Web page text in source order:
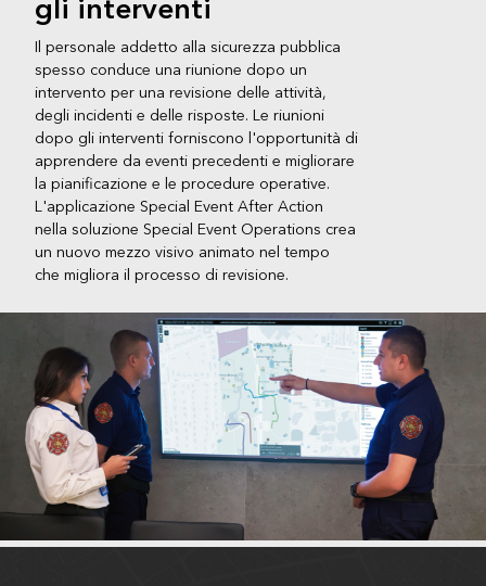
gli interventi
Il personale addetto alla sicurezza pubblica
spesso conduce una riunione dopo un
intervento per una revisione delle attività,
degli incidenti e delle risposte. Le riunioni
dopo gli interventi forniscono l'opportunità di
apprendere da eventi precedenti e migliorare
la pianificazione e le procedure operative.
L'applicazione Special Event After Action
nella soluzione Special Event Operations crea
un nuovo mezzo visivo animato nel tempo
che migliora il processo di revisione.